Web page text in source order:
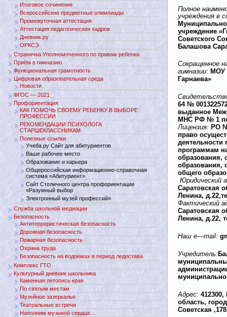
Полное
учреждения в
учреждение
Советского
Балашова
Сокращенное
гимназии: МОУ
Гарнаева»
64 №
выданное
МНС РФ № 1 по
Лицензия: РО
право
деятельности
программам
образования,
образования,
общего
Юридический
Саратовская
Ленина,
Фактический
Саратовская
Ленина, д.22,
Наш e—mail:
Учредитель:
Адрес: 412300,
область,
Советская ,178
Итоговое сочинение
Всероссийские предметные олимпиады
Промежуточная аттестация
Аттестация педагогических кадров
Дневник.ру
ОРКСЭ
Страничка Уполномоченного по правам ребенка
Приём в гимназию
Функциональная грамотность
Цифровая образовательная среда
Новости
ФГОС — 2021
Профориентация
КАК ПОМОЧЬ СВОЕМУ РЕБЕНКУ В ВЫБОРЕ
ПРОФЕССИИ
РЕКОМЕНДАЦИИ ПСИХОЛОГА
СТАРШЕКЛАССНИКАМ
Полезные ссылки
Учеба.ру Сайт для абитуриентов
Ваше рабочее место
Образование и карьера
Общероссийская информационно-справочная
система «Абитуриент»
Сайт Столичного центра профориентации
«Разумный выбор
Электронный музей профессий»
Служба школьной медиации
Безопасность
Антитеррористическая безопасность
Дорожная безопасность
Пожарная безопасность
Охрана труда
Безопасность на водоемах в период ледостава
Комплекс ГТО
Культурный дневник школьника
Каменная летопись края
По святым местам
Музейное зазеркалье
Театральные встречи
Наполним музыкой сердца…